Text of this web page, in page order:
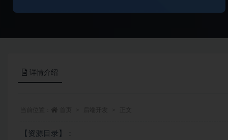
详情介绍
【资源目录】：